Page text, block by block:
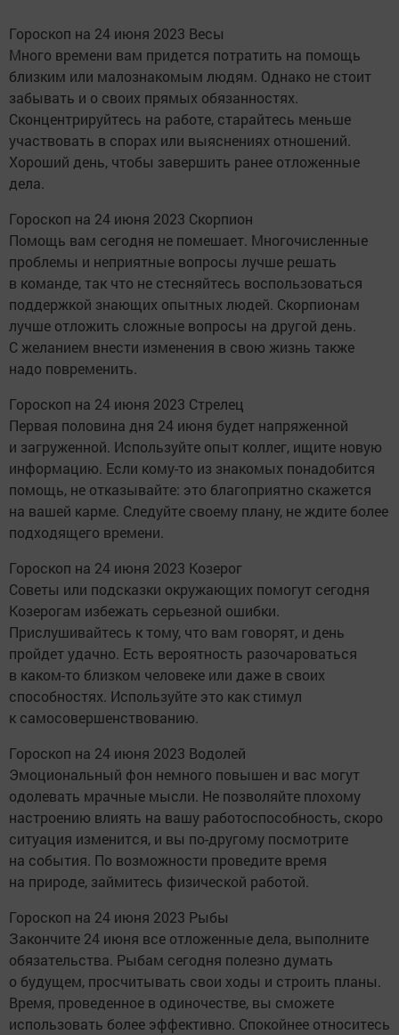
Гороскоп на 24 июня 2023 Весы
Много времени вам придется потратить на помощь
близким или малознакомым людям. Однако не стоит
забывать и о своих прямых обязанностях.
Сконцентрируйтесь на работе, старайтесь меньше
участвовать в спорах или выяснениях отношений.
Хороший день, чтобы завершить ранее отложенные
дела.
Гороскоп на 24 июня 2023 Скорпион
Помощь вам сегодня не помешает. Многочисленные
проблемы и неприятные вопросы лучше решать
в команде, так что не стесняйтесь воспользоваться
поддержкой знающих опытных людей. Скорпионам
лучше отложить сложные вопросы на другой день.
С желанием внести изменения в свою жизнь также
надо повременить.
Гороскоп на 24 июня 2023 Стрелец
Первая половина дня 24 июня будет напряженной
и загруженной. Используйте опыт коллег, ищите новую
информацию. Если кому-то из знакомых понадобится
помощь, не отказывайте: это благоприятно скажется
на вашей карме. Следуйте своему плану, не ждите более
подходящего времени.
Гороскоп на 24 июня 2023 Козерог
Советы или подсказки окружающих помогут сегодня
Козерогам избежать серьезной ошибки.
Прислушивайтесь к тому, что вам говорят, и день
пройдет удачно. Есть вероятность разочароваться
в каком-то близком человеке или даже в своих
способностях. Используйте это как стимул
к самосовершенствованию.
Гороскоп на 24 июня 2023 Водолей
Эмоциональный фон немного повышен и вас могут
одолевать мрачные мысли. Не позволяйте плохому
настроению влиять на вашу работоспособность, скоро
ситуация изменится, и вы по-другому посмотрите
на события. По возможности проведите время
на природе, займитесь физической работой.
Гороскоп на 24 июня 2023 Рыбы
Закончите 24 июня все отложенные дела, выполните
обязательства. Рыбам сегодня полезно думать
о будущем, просчитывать свои ходы и строить планы.
Время, проведенное в одиночестве, вы сможете
использовать более эффективно. Спокойнее относитесь